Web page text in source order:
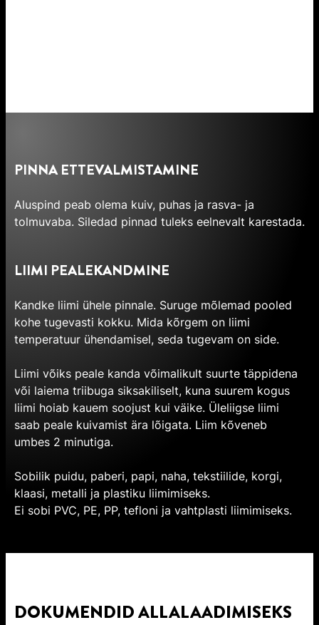
PINNA ETTEVALMISTAMINE
Aluspind peab olema kuiv, puhas ja rasva- ja
tolmuvaba. Siledad pinnad tuleks eelnevalt karestada.
LIIMI PEALEKANDMINE
Kandke liimi ühele pinnale. Suruge mõlemad pooled
kohe tugevasti kokku. Mida kõrgem on liimi
temperatuur ühendamisel, seda tugevam on side.
Liimi võiks peale kanda võimalikult suurte täppidena
või laiema triibuga siksakiliselt, kuna suurem kogus
liimi hoiab kauem soojust kui väike. Üleliigse liimi
saab peale kuivamist ära lõigata. Liim kõveneb
umbes 2 minutiga.
Sobilik puidu, paberi, papi, naha, tekstiilide, korgi,
klaasi, metalli ja plastiku liimimiseks.
Ei sobi PVC, PE, PP, tefloni ja vahtplasti liimimiseks.
DOKUMENDID ALLALAADIMISEKS